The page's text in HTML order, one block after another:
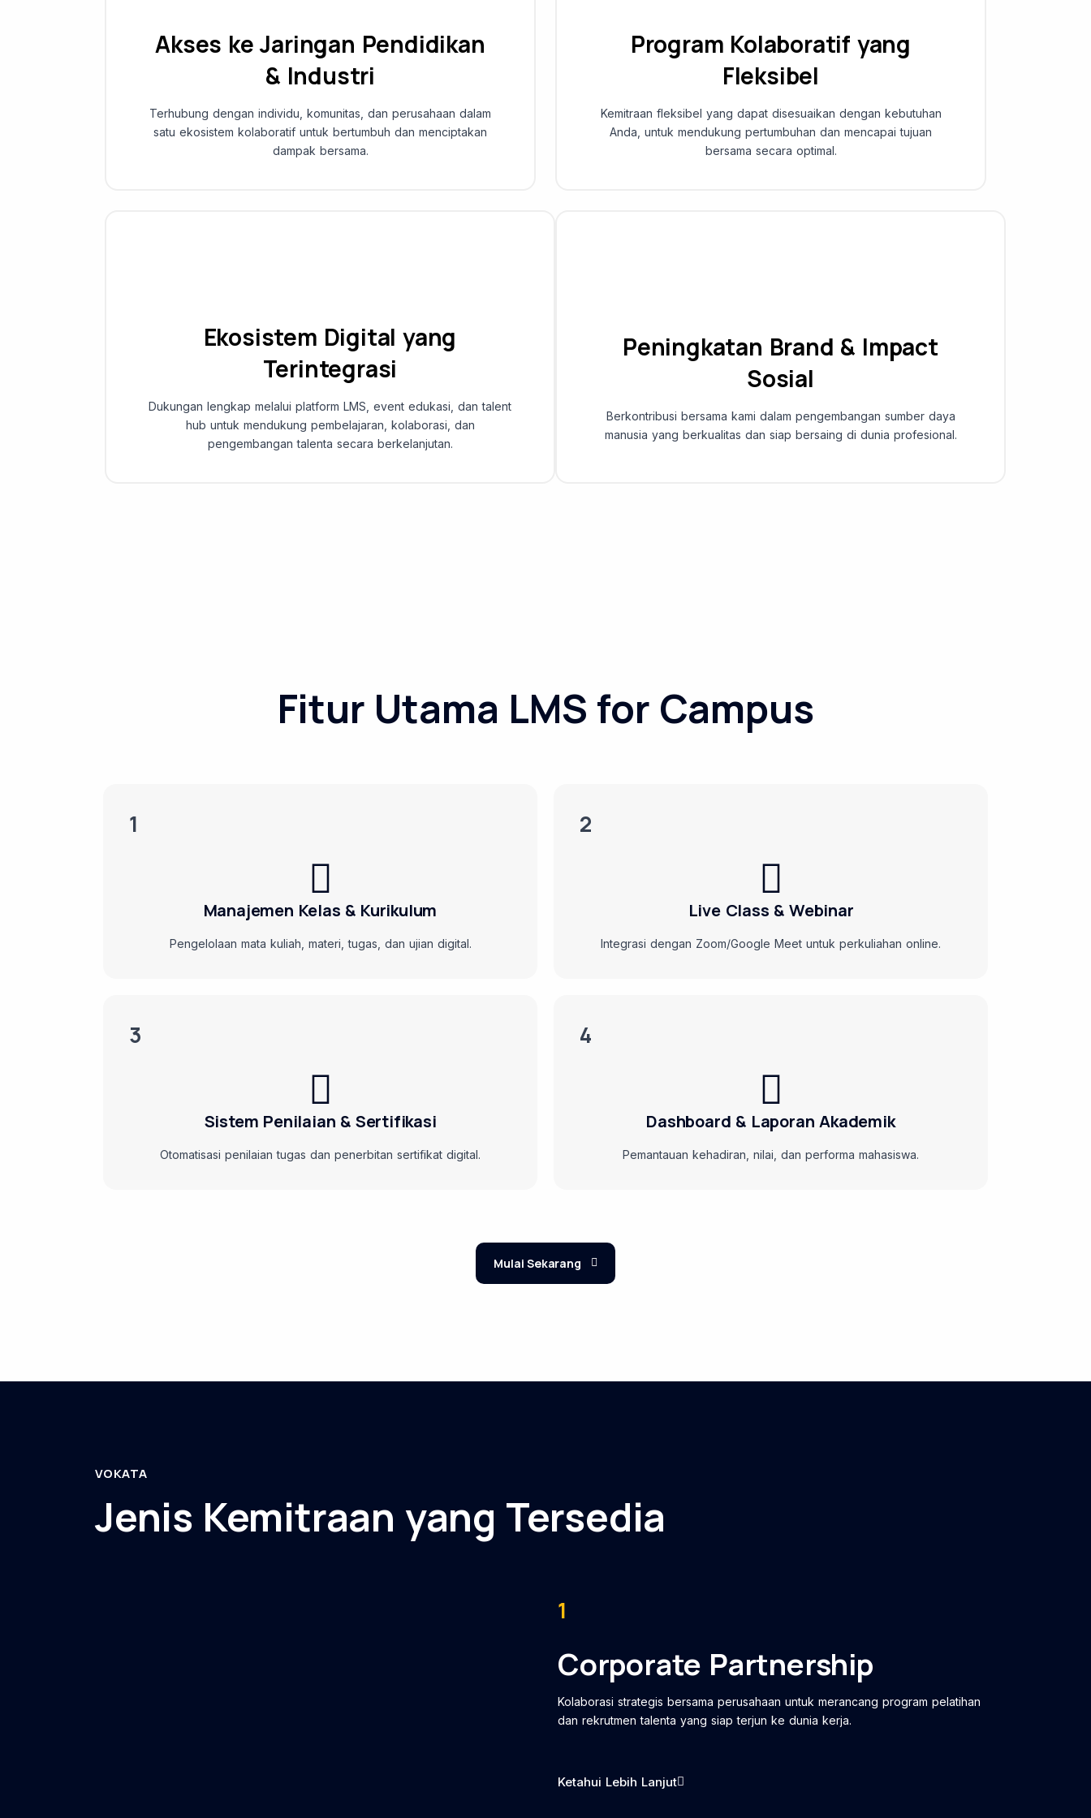
Akses ke Jaringan Pendidikan
& Industri
Terhubung dengan individu, komunitas, dan perusahaan dalam
satu ekosistem kolaboratif untuk bertumbuh dan menciptakan
dampak bersama.
Program Kolaboratif yang
Fleksibel
Kemitraan fleksibel yang dapat disesuaikan dengan kebutuhan
Anda, untuk mendukung pertumbuhan dan mencapai tujuan
bersama secara optimal.
Ekosistem Digital yang
Terintegrasi
Dukungan lengkap melalui platform LMS, event edukasi, dan talent
hub untuk mendukung pembelajaran, kolaborasi, dan
pengembangan talenta secara berkelanjutan.
Peningkatan Brand & Impact
Sosial
Berkontribusi bersama kami dalam pengembangan sumber daya
manusia yang berkualitas dan siap bersaing di dunia profesional.
Fitur Utama LMS for Campus
1
Manajemen Kelas & Kurikulum
Pengelolaan mata kuliah, materi, tugas, dan ujian digital.
2
Live Class & Webinar
Integrasi dengan Zoom/Google Meet untuk perkuliahan online.
3
Sistem Penilaian & Sertifikasi
Otomatisasi penilaian tugas dan penerbitan sertifikat digital.
4
Dashboard & Laporan Akademik
Pemantauan kehadiran, nilai, dan performa mahasiswa.
Mulai Sekarang
VOKATA
Jenis Kemitraan yang Tersedia
1
Corporate Partnership
Kolaborasi strategis bersama perusahaan untuk merancang program pelatihan
dan rekrutmen talenta yang siap terjun ke dunia kerja.
Ketahui Lebih Lanjut